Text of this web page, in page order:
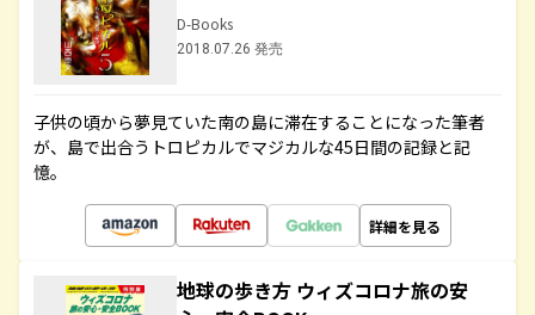
D-Books
2018.07.26 発売
子供の頃から夢見ていた南の島に滞在することになった筆者
が、島で出合うトロピカルでマジカルな45日間の記録と記
憶。
詳細を見る
地球の歩き方 ウィズコロナ旅の安